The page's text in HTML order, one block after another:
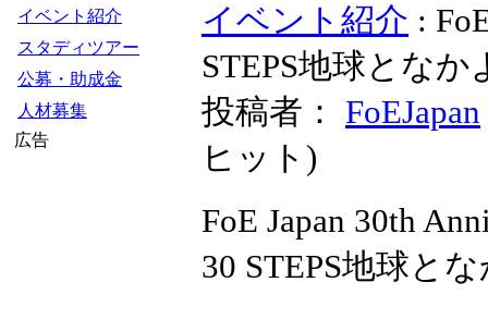
イベント紹介
スタディツアー
公募・助成金
人材募集
広告
イベント紹介 :
STEPS地球とな
投稿者： FoEJapan
ヒット )
FoE Japan 30th
30 STEPS地球と